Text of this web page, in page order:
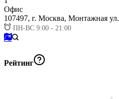
Офис
107497, г. Москва, Монтажная ул.
ПН-ВС 9:00 - 21:00
Рейтинг